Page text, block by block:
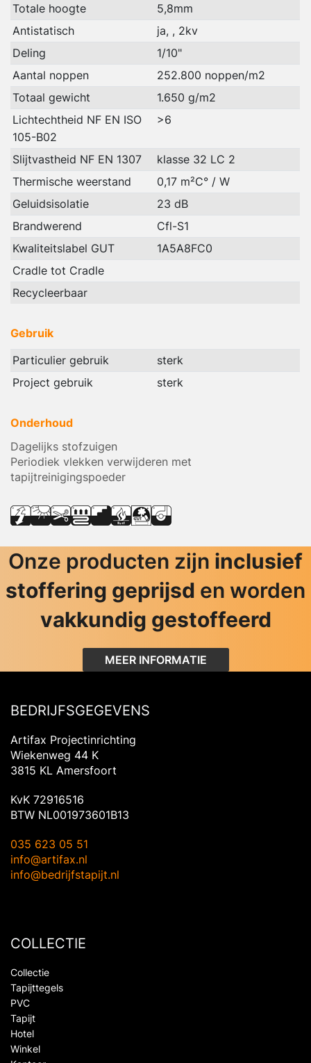
Totale hoogte
5,8mm
Antistatisch
ja, , 2kv
Deling
1/10"
Aantal noppen
252.800 noppen/m2
Totaal gewicht
1.650 g/m2
Lichtechtheid NF EN ISO
105-B02
>6
Slijtvastheid NF EN 1307
klasse 32 LC 2
Thermische weerstand
0,17 m²C° / W
Geluidsisolatie
23 dB
Brandwerend
Cfl-S1
Kwaliteitslabel GUT
1A5A8FC0
Cradle tot Cradle
Recycleerbaar
Gebruik
Particulier gebruik
sterk
Project gebruik
sterk
Onderhoud
Dagelijks stofzuigen
Periodiek vlekken verwijderen met
tapijtreinigingspoeder
Onze producten zijn inclusief
stoffering geprijsd en worden
vakkundig gestoffeerd
MEER INFORMATIE
BEDRIJFSGEGEVENS
Artifax Projectinrichting
Wiekenweg 44 K
3815 KL Amersfoort
KvK 72916516
BTW NL001973601B13
035 623 05 51
info@artifax.nl
info@bedrijfstapijt.nl
COLLECTIE
Collectie
Tapijttegels
PVC
Tapijt
Hotel
Winkel